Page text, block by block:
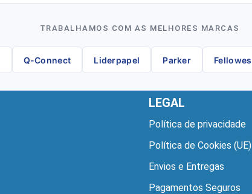
TRABALHAMOS COM AS MELHORES MARCAS
Q-Connect Liderpapel Parker Fellowes
LEGAL
Política de privacidade
Política de Cookies (UE)
Envios e Entregas
Pagamentos Seguros